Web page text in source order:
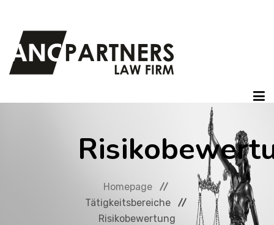
TÄTIGKEITSBEREICHE
Homepage
Tätigkeitsbereiche
Risikobewertung